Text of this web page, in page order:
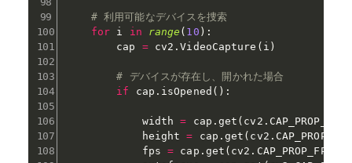
# 利用可能なデバイスを捜索
for i in range ( 10 ) :
        cap
= cv2 .VideoCapture ( i )
# デバイスが存在し、開かれた場合
if
cap . isOpened ( ) :
            width
= cap . get ( cv2 .
            height
= cap .get ( cv2 .
            fps
= cap . get ( cv2 . CAP_PROP_FPS